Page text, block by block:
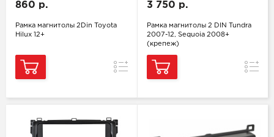
860 р.
Рамка магнитолы 2Din Toyota
Hilux 12+
Сравнение
3 750 р.
Рамка магнитолы 2 DIN Tundra
2007-12, Sequoia 2008+
(крепеж)